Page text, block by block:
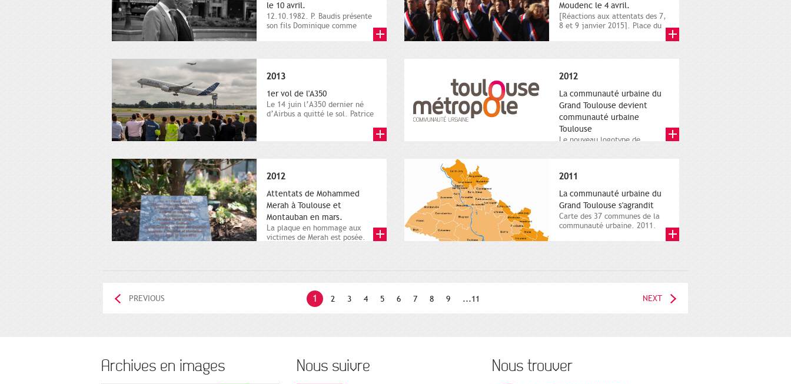
le 10 avril.
12.10.1982. P. Baudis présente
son fils Dominique comme
Moudenc le 4 avril.
[Réactions aux attentats des 7,
8 et 9 janvier 2015]. Place du
2013
1er vol de l'A350
Le 14 juin l’A350 dernier né
d’Airbus a quitté le sol. Patrice
2012
La communauté urbaine du
Grand Toulouse devient
communauté urbaine
Toulouse
Le nouveau logotype de
représentant l'anneau de
2012
Attentats de Mohammed
Merah à Toulouse et
Montauban en mars.
La plaque en hommage aux
victimes de Merah est posée.
2011
La communauté urbaine du
Grand Toulouse s'agrandit
Carte des 37 communes de la
communauté urbaine. 2011.
1 2 3 4 5 6 7 8 9 ...11
PREVIOUS NEXT
Archives en images Nous suivre Nous trouver